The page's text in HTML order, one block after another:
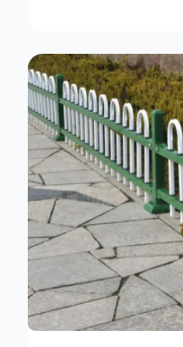
再加上防盗垫圈，这样能够
量生产，能够很好的与自然
住宅小区、工厂院校、道路
硬度、外观